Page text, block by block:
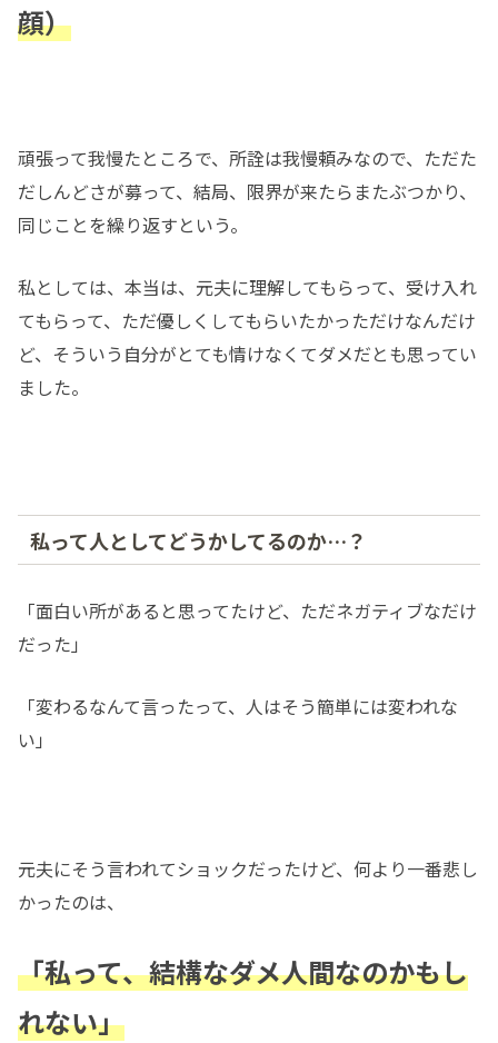
顔）
頑張って我慢たところで、所詮は我慢頼みなので、ただた
だしんどさが募って、結局、限界が来たらまたぶつかり、
同じことを繰り返すという。
私としては、本当は、元夫に理解してもらって、受け入れ
てもらって、ただ優しくしてもらいたかっただけなんだけ
ど、そういう自分がとても情けなくてダメだとも思ってい
ました。
私って人としてどうかしてるのか…？
「面白い所があると思ってたけど、ただネガティブなだけ
だった」
「変わるなんて言ったって、人はそう簡単には変われな
い」
元夫にそう言われてショックだったけど、何より一番悲し
かったのは、
「私って、結構なダメ人間なのかもし
れない」